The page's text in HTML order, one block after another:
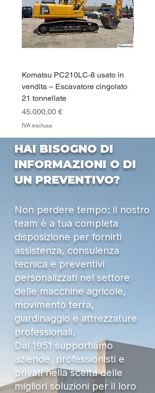
Komatsu PC210LC-8 usato in
vendita – Escavatore cingolato
21 tonnellate
Prezzo
45.000,00 €
IVA esclusa
Prezzo
HAI BISOGNO DI
INFORMAZIONI O DI
UN PREVENTIVO?
Non perdere tempo: il nostro
team è a tua completa
disposizione per fornirti
assistenza, consulenza
tecnica e preventivi
personalizzati nel settore
delle macchine agricole,
movimento terra,
giardinaggio e attrezzature
professionali.
Dal 1951 supportiamo
aziende, professionisti e
privati nella scelta delle
migliori soluzioni per il loro